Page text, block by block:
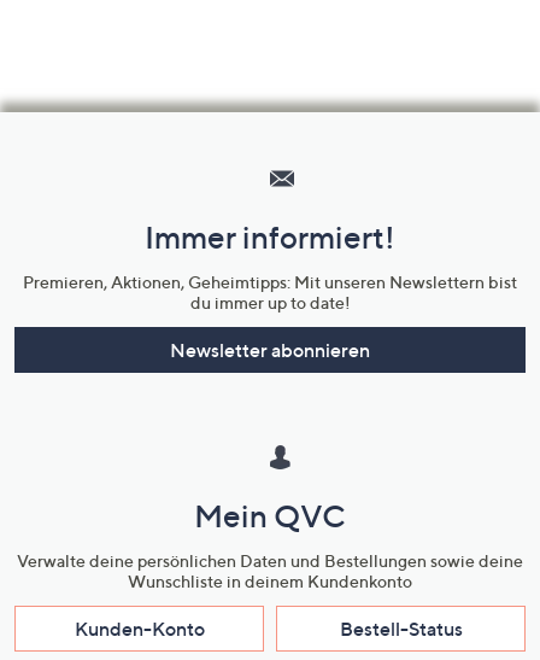
Unternehmensinformationen
Immer informiert!
Premieren, Aktionen, Geheimtipps: Mit unseren Newslettern bist
du immer up to date!
Newsletter abonnieren
Mein QVC
Verwalte deine persönlichen Daten und Bestellungen sowie deine
Wunschliste in deinem Kundenkonto
Kunden-Konto Bestell-Status